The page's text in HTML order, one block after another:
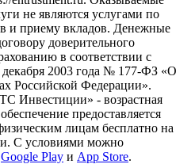
не являются услугами по
и приему вкладов. Денежные
доверительного
в соответствии с
2003 года № 177-ФЗ «О
Российской Федерации».
Инвестиции» - возрастная
предоставляется
лицам бесплатно на
С условиями можно
Google Play и App Store.